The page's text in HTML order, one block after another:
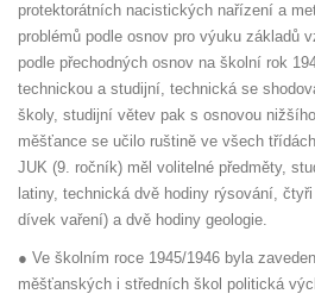
protektorátních nacistických nařízení a
problémů podle osnov pro výuku základů
podle přechodných osnov na školní rok
technickou a studijní, technická se
školy, studijní větev pak s osnovou
měšťance se učilo ruštině ve všech
JUK (9. ročník) měl volitelné předměty,
latiny, technická dvě hodiny rýsování,
dívek vaření) a dvě hodiny geologie.
● Ve školním roce 1945/1946 byla
měšťanských i středních škol politická